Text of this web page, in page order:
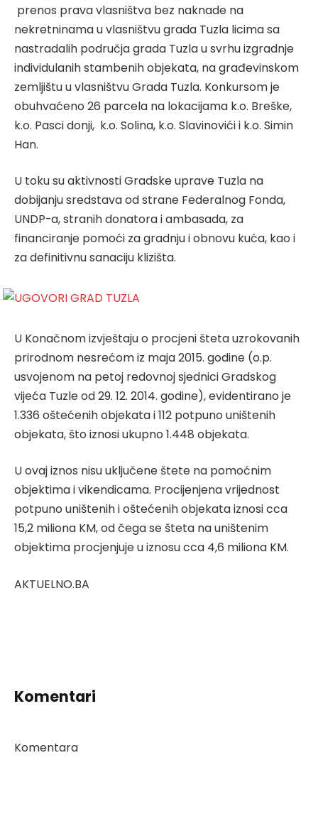
prenos prava vlasništva bez naknade na
nekretninama u vlasništvu grada Tuzla licima sa
nastradalih područja grada Tuzla u svrhu izgradnje
individulanih stambenih objekata, na građevinskom
zemljištu u vlasništvu Grada Tuzla. Konkursom je
obuhvaćeno 26 parcela na lokacijama k.o. Breške,
k.o. Pasci donji, k.o. Solina, k.o. Slavinovići i k.o. Simin
Han.
U toku su aktivnosti Gradske uprave Tuzla na
dobijanju sredstava od strane Federalnog Fonda,
UNDP-a, stranih donatora i ambasada, za
financiranje pomoći za gradnju i obnovu kuća, kao i
za definitivnu sanaciju klizišta.
U Konačnom izvještaju o procjeni šteta uzrokovanih
prirodnom nesrećom iz maja 2015. godine (o.p.
usvojenom na petoj redovnoj sjednici Gradskog
vijeća Tuzle od 29. 12. 2014. godine), evidentirano je
1.336 oštećenih objekata i 112 potpuno uništenih
objekata, što iznosi ukupno 1.448 objekata.
U ovaj iznos nisu uključene štete na pomoćnim
objektima i vikendicama. Procijenjena vrijednost
potpuno uništenih i oštećenih objekata iznosi cca
15,2 miliona KM, od čega se šteta na uništenim
objektima procjenjuje u iznosu cca 4,6 miliona KM.
AKTUELNO.BA
Komentari
Komentara